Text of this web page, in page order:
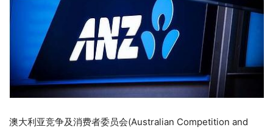
澳大利亚竞争及消费者委员会(Australian Competition and